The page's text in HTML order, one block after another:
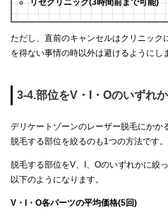
リゼクリニック(3時間前まで可能)
ただし、直前のキャンセルはクリニック
を得ない事情の時以外は避けるようにし
3-4.部位をV・I・Oのいずれ
デリケートゾーンのレーザー脱毛にかか
脱毛する部位を絞るのも1つの方法です。
脱毛する部位をV、I、Oのいずれかに絞
以下のようになります。
V・I・O各パーツの平均価格(5回)